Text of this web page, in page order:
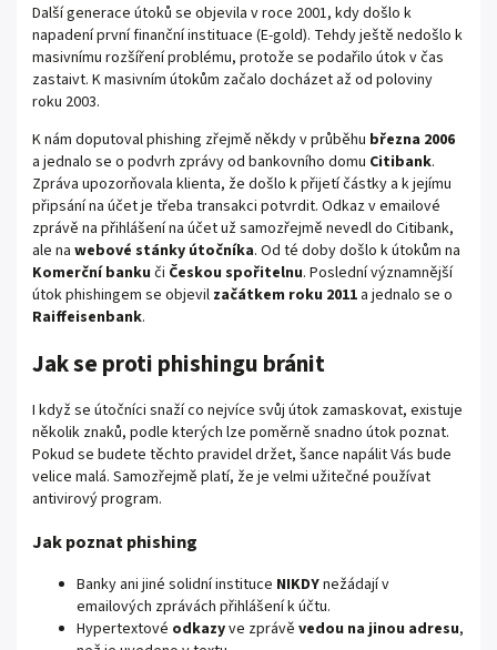
Další generace útoků se objevila v roce 2001, kdy došlo k
napadení první finanční instituace (E-gold). Tehdy ještě nedošlo k
masivnímu rozšíření problému, protože se podařilo útok v čas
zastaivt. K masivním útokům začalo docházet až od poloviny
roku 2003.
K nám doputoval phishing zřejmě někdy v průběhu března 2006
a jednalo se o podvrh zprávy od bankovního domu Citibank.
Zpráva upozorňovala klienta, že došlo k přijetí částky a k jejímu
připsání na účet je třeba transakci potvrdit. Odkaz v emailové
zprávě na přihlášení na účet už samozřejmě nevedl do Citibank,
ale na webové stánky útočníka. Od té doby došlo k útokům na
Komerční banku či Českou spořitelnu. Poslední významnější
útok phishingem se objevil začátkem roku 2011 a jednalo se o
Raiffeisenbank.
Jak se proti phishingu bránit
I když se útočníci snaží co nejvíce svůj útok zamaskovat, existuje
několik znaků, podle kterých lze poměrně snadno útok poznat.
Pokud se budete těchto pravidel držet, šance napálit Vás bude
velice malá. Samozřejmě platí, že je velmi užitečné používat
antivirový program.
Jak poznat phishing
Banky ani jiné solidní instituce NIKDYnežádají v
emailových zprávách přihlášení k účtu.
Hypertextové odkazyve zprávě vedou na jinou adresu,